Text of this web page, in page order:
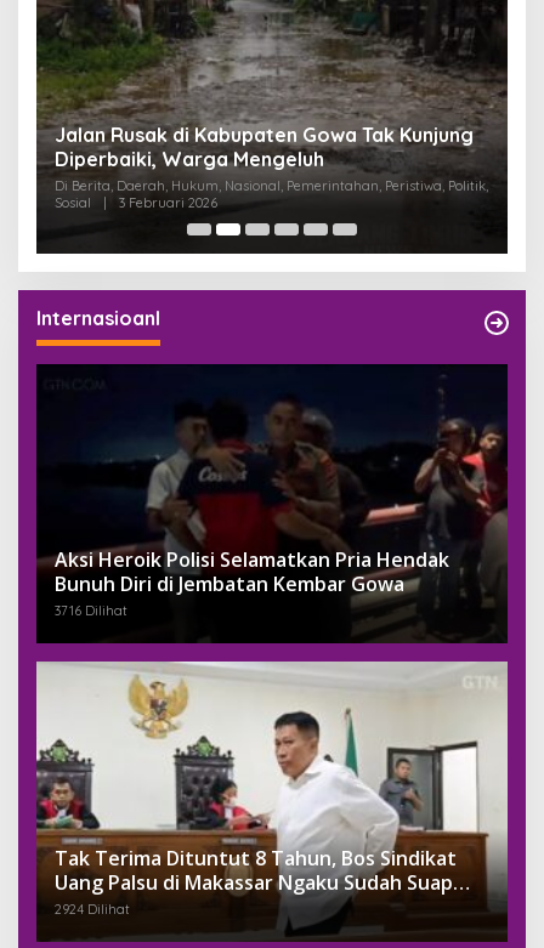
Jalan Rusak di Kabupaten Gowa Tak Kunjung
Diperbaiki, Warga Mengeluh
Di Berita, Daerah, Hukum, Nasional, Pemerintahan, Peristiwa, Politik,
Sosial
3 Februari 2026
Internasioanl
Aksi Heroik Polisi Selamatkan Pria Hendak
Bunuh Diri di Jembatan Kembar Gowa
3716 Dilihat
Tak Terima Dituntut 8 Tahun, Bos Sindikat
Uang Palsu di Makassar Ngaku Sudah Suap
Jaksa Dengan Miliaran
2924 Dilihat